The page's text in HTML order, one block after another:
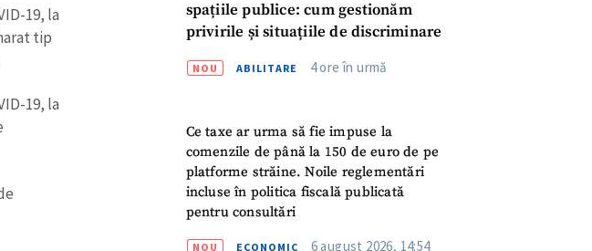
19, la
tip
19, la
spațiile publice: cum gestionăm
privirile și situațiile de discriminare
NOU ABILITARE 4 ore în urmă
Ce taxe ar urma să fie impuse la
comenzile de până la 150 de euro de pe
platforme străine. Noile reglementări
incluse în politica fiscală publicată
pentru consultări
NOU ECONOMIC 6 august 2026, 14:54
+ Emailul meu
+ Telefon personal